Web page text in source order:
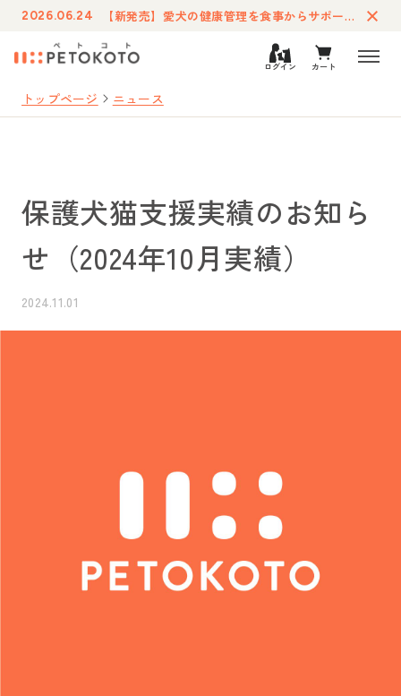
2026.06.24 【新発売】愛犬の健康管理を食事からサポートする療法食「ペトコトフーズ・ケア」が登場
ログイン カート
トップページ ニュース
保護犬猫支援実績のお知ら
せ（2024年10月実績）
2024.11.01